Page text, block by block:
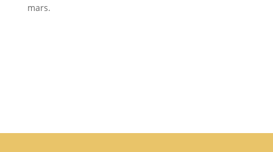
mars.